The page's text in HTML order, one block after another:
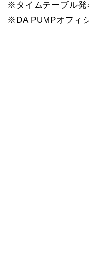
※タイムテーブル発
※DA PUMPオフィ